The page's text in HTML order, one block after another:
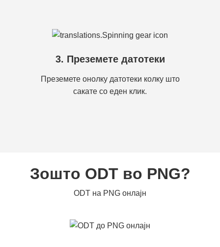
3. Преземете датотеки
Преземете онолку датотеки колку што
сакате со еден клик.
Зошто ODT во PNG?
ODT на PNG онлајн